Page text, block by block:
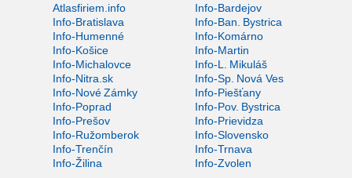
Atlasfiriem.info
Info-Bardejov
Info-Bratislava
Info-Ban. Bystrica
Info-Humenné
Info-Komárno
Info-Košice
Info-Martin
Info-Michalovce
Info-L. Mikuláš
Info-Nitra.sk
Info-Sp. Nová Ves
Info-Nové Zámky
Info-Piešťany
Info-Poprad
Info-Pov. Bystrica
Info-Prešov
Info-Prievidza
Info-Ružomberok
Info-Slovensko
Info-Trenčín
Info-Trnava
Info-Žilina
Info-Zvolen